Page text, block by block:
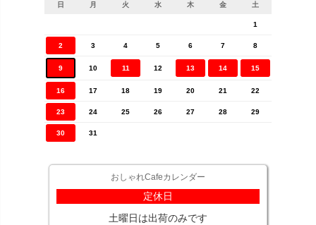
日 月 火 水 木 金 土
1
2 3 4 5 6 7 8
9 10 11 12 13 14 15
16 17 18 19 20 21 22
23 24 25 26 27 28 29
30 31
おしゃれCafeカレンダー
定休日
土曜日は出荷のみです